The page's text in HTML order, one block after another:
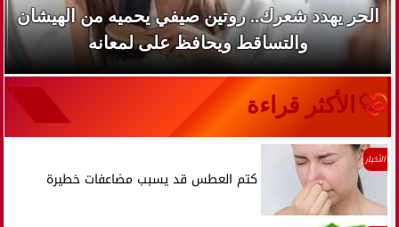
الحر يهدد شعرك.. روتين صيفي يحميه من الهيشان
والتساقط ويحافظ على لمعانه
الأكثر قراءة
الأخبار
كتم العطس قد يسبب مضاعفات خطيرة